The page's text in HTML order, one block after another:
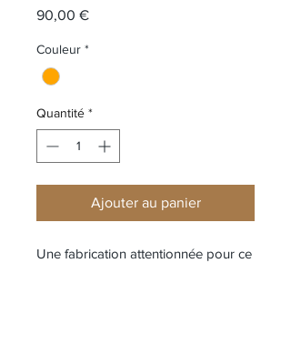
90,00 €Prix
Couleur *
Quantité *
Ajouter au panier
Une fabrication attentionnée pour ce